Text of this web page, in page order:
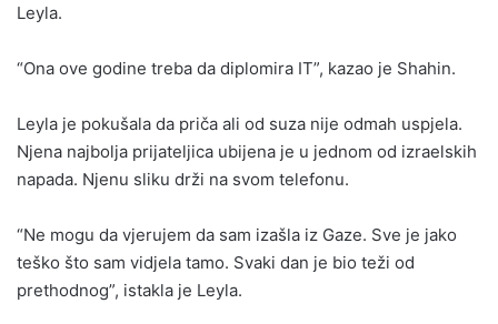
Leyla.
“Ona ove godine treba da diplomira IT”, kazao je Shahin.
Leyla je pokušala da priča ali od suza nije odmah uspjela.
Njena najbolja prijateljica ubijena je u jednom od izraelskih
napada. Njenu sliku drži na svom telefonu.
“Ne mogu da vjerujem da sam izašla iz Gaze. Sve je jako
teško što sam vidjela tamo. Svaki dan je bio teži od
prethodnog”, istakla je Leyla.